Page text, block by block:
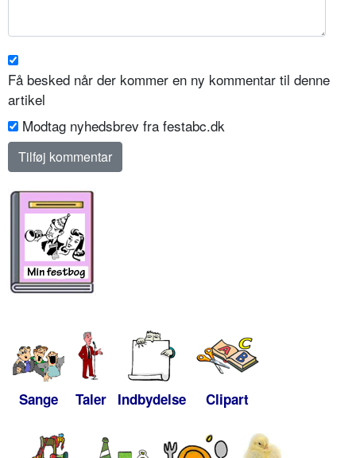
Få besked når der kommer en ny kommentar til denne
artikel
Modtag nyhedsbrev fra festabc.dk
Sange Taler Indbydelse Clipart